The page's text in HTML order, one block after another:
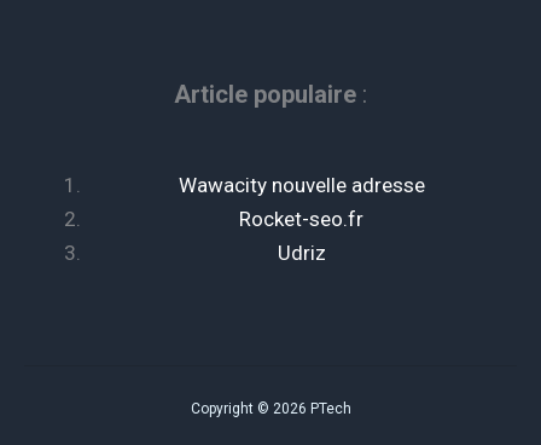
Article populaire :
Wawacity nouvelle adresse
Rocket-seo.fr
Udriz
Copyright © 2026 PTech